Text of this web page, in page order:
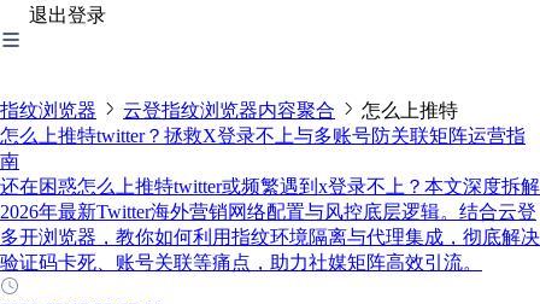
退出登录
指纹浏览器 云登指纹浏览器内容聚合
怎么上推特
怎么上推特twitter？拯救X登录不上与多账号防关联矩阵运营指
南
还在困惑怎么上推特twitter或频繁遇到x登录不上？本文深度拆解
2026年最新Twitter海外营销网络配置与风控底层逻辑。结合云登
多开浏览器，教你如何利用指纹环境隔离与代理集成，彻底解决
验证码卡死、账号关联等痛点，助力社媒矩阵高效引流。